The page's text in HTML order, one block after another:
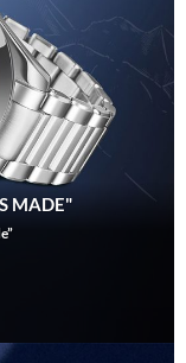
MADE"